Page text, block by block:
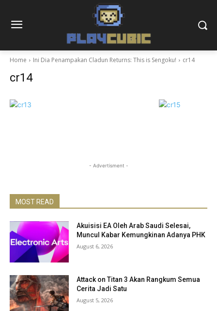
Home Ini Dia Penampakan Cladun Returns: This is Sengoku! cr14
cr14
- Advertisment -
MOST READ
Akuisisi EA Oleh Arab Saudi Selesai,
Muncul Kabar Kemungkinan Adanya PHK
August 6, 2026
Attack on Titan 3 Akan Rangkum Semua
Cerita Jadi Satu
August 5, 2026